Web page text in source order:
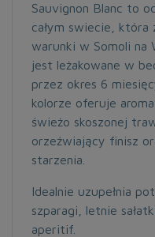
Sauvignon Blanc to
całym swiecie, która
warunki w Somoli na
jest leżakowane w
przez okres 6
kolorze oferuje
świeżo skoszonej
orzeźwiający finisz
starzenia.
Idealnie uzupełnia
szparagi, letnie
aperitif.